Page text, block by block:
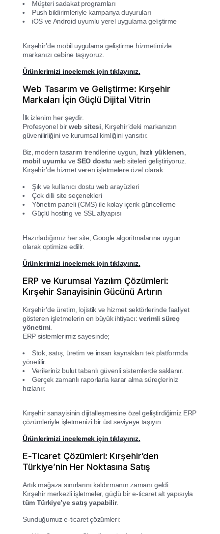
Müşteri sadakat programları
Push bildirimleriyle kampanya duyuruları
iOS ve Android uyumlu yerel uygulama geliştirme
Kırşehir’de mobil uygulama geliştirme hizmetimizle
markanızı cebine taşıyoruz.
Ürünlerimizi incelemek için tıklayınız.
Web Tasarım ve Geliştirme: Kırşehir
Markaları İçin Güçlü Dijital Vitrin
İlk izlenim her şeydir.
Profesyonel birweb sitesi , Kırşehir’deki markanızın
güvenilirliğini ve kurumsal kimliğini yansıtır.
Biz, modern tasarım trendlerine uygun, hızlı yüklenen
mobil uyumlu ve SEO dostu web siteleri geliştiriyoruz.
Kırşehir’de hizmet veren işletmelere özel olarak:
Şık ve kullanıcı dostu web arayüzleri
Çok dilli site seçenekleri
Yönetim paneli (CMS) ile kolay içerik güncelleme
Güçlü hosting ve SSL altyapısı
Hazırladığımız her site, Google algoritmalarına uygun
olarak optimize edilir.
Ürünlerimizi incelemek için tıklayınız.
ERP ve Kurumsal Yazılım Çözümleri:
Kırşehir Sanayisinin Gücünü Artırın
Kırşehir’de üretim, lojistik ve hizmet sektörlerinde faaliyet
gösteren işletmelerin en büyük ihtiyacı: verimli süreç
yönetimi
ERP sistemlerimiz sayesinde;
Stok, satış, üretim ve insan kaynakları tek platformda
yönetilir.
Verileriniz bulut tabanlı güvenli sistemlerde saklanır.
Gerçek zamanlı raporlarla karar alma süreçleriniz
hızlanır.
Kırşehir sanayisinin dijitalleşmesine özel geliştirdiğimiz ERP
çözümleriyle işletmenizi bir üst seviyeye taşıyın.
Ürünlerimizi incelemek için tıklayınız.
E-Ticaret Çözümleri: Kırşehir’den
Türkiye’nin Her Noktasına Satış
Artık mağaza sınırlarını kaldırmanın zamanı geldi.
Kırşehir merkezli işletmeler, güçlü bir e-ticaret alt yapısıyla
tüm Türkiye’ye satış yapabilir.
Sunduğumuz e-ticaret çözümleri: